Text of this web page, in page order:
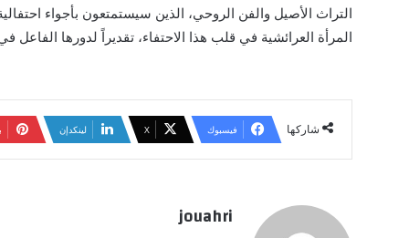
التراث الأصيل والفن الروحي، الذين سيستمتعون بأجواء
المرأة العرائشية في قلب هذا الاحتفاء، تقديراً لدورها الفاعل
شاركها فيسبوك ‫X لينكدإن
jouahri